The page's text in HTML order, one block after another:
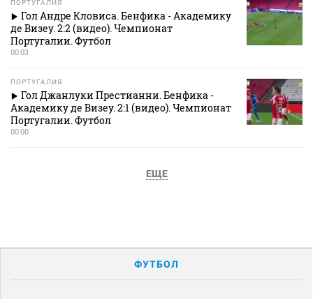
ПОРТУГАЛИЯ
Гол Андре Кловиса. Бенфика - Академику
де Визеу. 2:2 (видео). Чемпионат
Португалии. Футбол
00:03
ПОРТУГАЛИЯ
Гол Джанлуки Престианни. Бенфика -
Академику де Визеу. 2:1 (видео). Чемпионат
Португалии. Футбол
00:00
ЕЩЕ
ФУТБОЛ